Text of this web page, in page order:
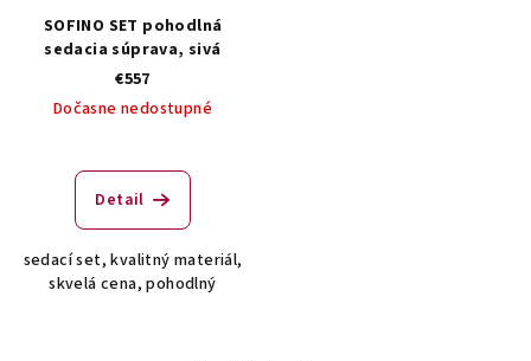
SOFINO SET pohodlná
sedacia súprava, sivá
€557
Dočasne nedostupné
Detail
sedací set, kvalitný materiál,
skvelá cena, pohodlný